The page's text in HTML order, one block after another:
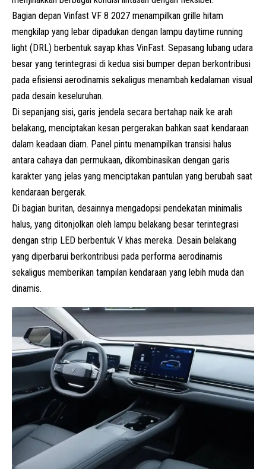
Bagian depan Vinfast VF 8 2027 menampilkan grille hitam
mengkilap yang lebar dipadukan dengan lampu daytime running
light (DRL) berbentuk sayap khas VinFast. Sepasang lubang udara
besar yang terintegrasi di kedua sisi bumper depan berkontribusi
pada efisiensi aerodinamis sekaligus menambah kedalaman visual
pada desain keseluruhan.
Di sepanjang sisi, garis jendela secara bertahap naik ke arah
belakang, menciptakan kesan pergerakan bahkan saat kendaraan
dalam keadaan diam. Panel pintu menampilkan transisi halus
antara cahaya dan permukaan, dikombinasikan dengan garis
karakter yang jelas yang menciptakan pantulan yang berubah saat
kendaraan bergerak.
Di bagian buritan, desainnya mengadopsi pendekatan minimalis
halus, yang ditonjolkan oleh lampu belakang besar terintegrasi
dengan strip LED berbentuk V khas mereka. Desain belakang
yang diperbarui berkontribusi pada performa aerodinamis
sekaligus memberikan tampilan kendaraan yang lebih muda dan
dinamis.